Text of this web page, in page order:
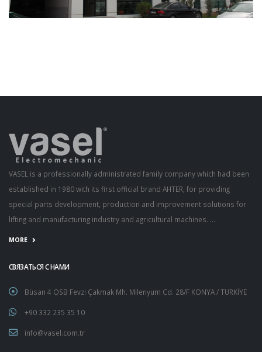
VASEL is a professionally administrated family company which had been
established in 1980 with its first official brand AHTER, for providing
special parts development, production and improvement solutions for
lifting and manufacturing industry and agricultural machines. ...
MORE
СВЯЗАТЬСЯ С НАМИ
Büsan 4 OSB Fevzi Çakmak Mh. Milenyum Cd. 28/F KONYA / TURKİYE
+90 332 235 35 10
info@vasel.com.tr